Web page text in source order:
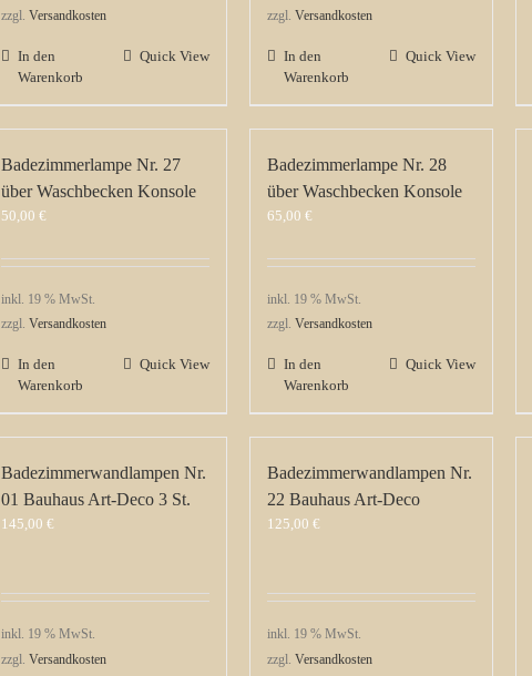
zzgl. Versandkosten
In den
Warenkorb
Quick View
zzgl. Versandkosten
In den
Warenkorb
Quick View
Badezimmerlampe Nr. 27
über Waschbecken Konsole
50,00 €
inkl. 19 % MwSt.
zzgl. Versandkosten
In den
Warenkorb
Quick View
Badezimmerlampe Nr. 28
über Waschbecken Konsole
65,00 €
inkl. 19 % MwSt.
zzgl. Versandkosten
In den
Warenkorb
Quick View
Badezimmerwandlampen Nr.
01 Bauhaus Art-Deco 3 St.
145,00 €
inkl. 19 % MwSt.
zzgl. Versandkosten
Badezimmerwandlampen Nr.
22 Bauhaus Art-Deco
125,00 €
inkl. 19 % MwSt.
zzgl. Versandkosten